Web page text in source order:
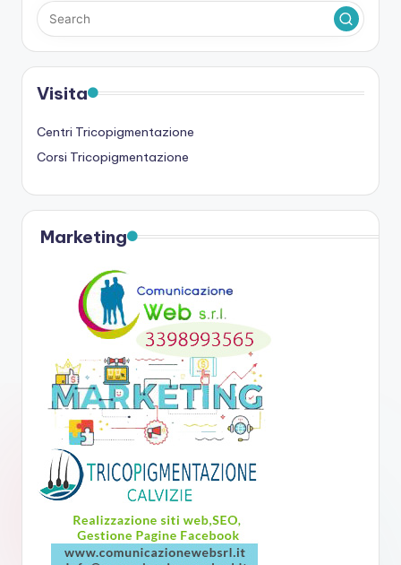
Visita
Centri Tricopigmentazione
Corsi Tricopigmentazione
Marketing